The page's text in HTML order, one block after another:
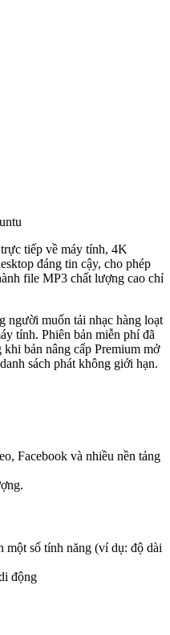
tiếp về máy tính, 4K
đáng tin cậy, cho phép
file MP3 chất lượng cao chỉ
người muốn tải nhạc hàng loạt
tính. Phiên bản miễn phí đã
bản nâng cấp Premium mở
sách phát không giới hạn.
Facebook và nhiều nền tảng
một số tính năng (ví dụ: độ dài
động